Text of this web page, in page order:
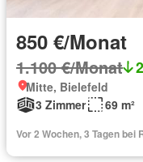
850 €/Monat
1.100 €/Monat
Mitte, Bielefeld
3 Zimmer
69 m²
Vor 2 Wochen, 3 Tagen